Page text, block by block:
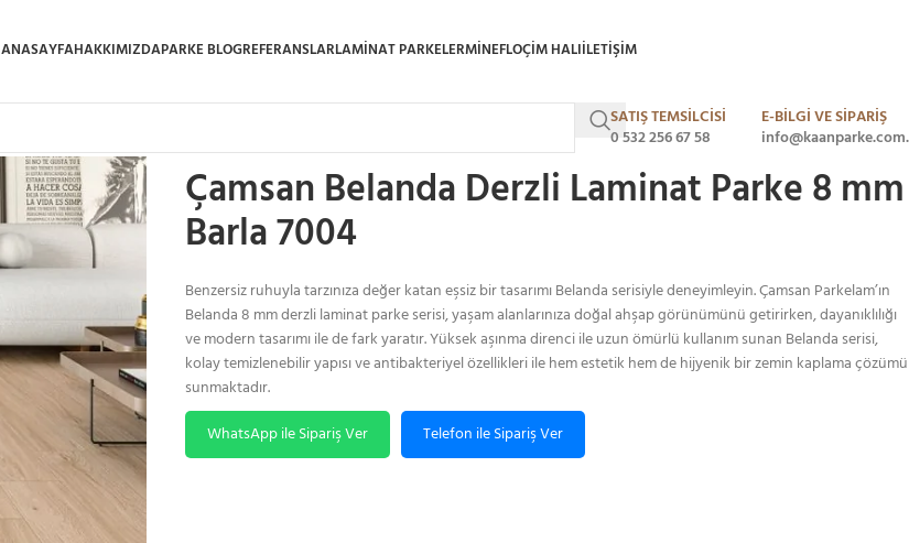
ANASAYFAHAKKIMIZDAPARKE BLOGREFERANSLARLAMINAT PARKELERMINEFLOÇIM HALIILETIŞIM
SATIŞ TEMSİLCİSİ
0 532 256 67 58
E-BİLGİ VE SİPARİŞ
Çamsan Belanda Derzli Laminat Parke 8 mm Barla 7004
Çamsan Belanda Derzli Laminat Parke 8 mm
Barla 7004
Benzersiz ruhuyla tarzınıza değer katan eşsiz bir tasarımı Belanda serisiyle deneyimleyin. Çamsan Parkelam’ın
Belanda 8 mm derzli laminat parke serisi, yaşam alanlarınıza doğal ahşap görünümünü getirirken, dayanıklılığı
ve modern tasarımı ile de fark yaratır. Yüksek aşınma direnci ile uzun ömürlü kullanım sunan Belanda serisi,
kolay temizlenebilir yapısı ve antibakteriyel özellikleri ile hem estetik hem de hijyenik bir zemin kaplama çözümü
sunmaktadır.
WhatsApp ile Sipariş Ver
Telefon ile Sipariş Ver